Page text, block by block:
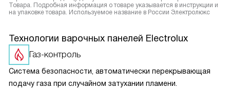
Товара. Подробная информация о товаре указывается в инструкции и
на упаковке товара. Используемое название в России Электролюкс
Технологии варочных панелей Electrolux
Газ-контроль
Система безопасности, автоматически перекрывающая
подачу газа при случайном затухании пламени.